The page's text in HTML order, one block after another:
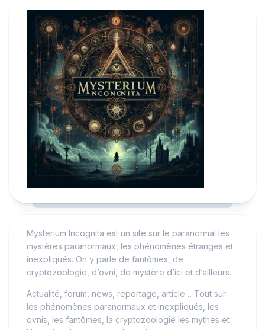
Mysterium Incognita est un site sur le paranormal les
mystères paranormaux, les phénomènes étranges et
inexpliqués. On y parle de fantômes, de
cryptozoologie, d’ovni, de mystère d’ici et d’ailleurs.
Actualité, forum, news, reportage, article… Tout sur
les phénomènes paranormaux et inexpliqués, les
ovnis, les fantômes, la cryptozoologie les mythes et